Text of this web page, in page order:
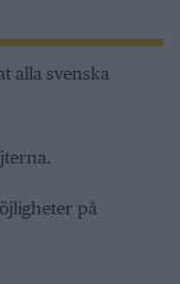
alla svenska
på